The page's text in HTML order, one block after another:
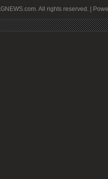
All rights reserved. |